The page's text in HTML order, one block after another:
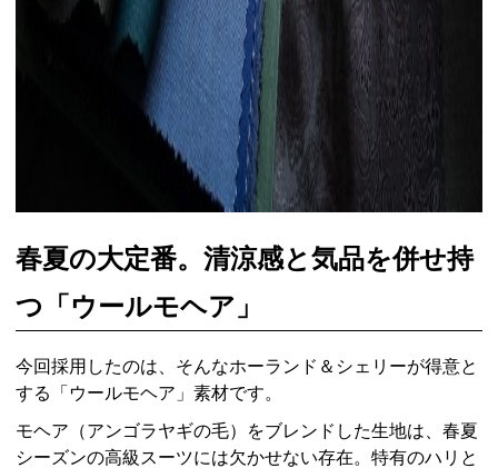
春夏の大定番。清涼感と気品を併せ持
つ「ウールモヘア」
今回採用したのは、そんなホーランド＆シェリーが得意と
する「ウールモヘア」素材です。
モヘア（アンゴラヤギの毛）をブレンドした生地は、春夏
シーズンの高級スーツには欠かせない存在。特有のハリと